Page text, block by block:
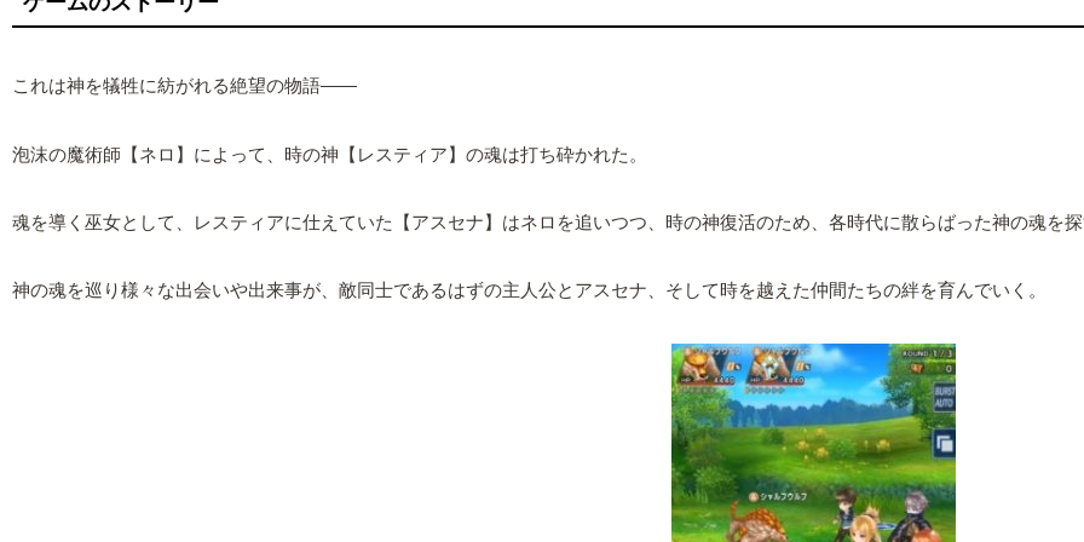
これは神を犠牲に紡がれる絶望の物語――
泡沫の魔術師【ネロ】によって、時の神【レスティア】の魂は打ち砕かれた。
魂を導く巫女として、レスティアに仕えていた【アスセナ】はネロを追いつつ、時の神復活のため、各時代に散らばった神の魂を探
神の魂を巡り様々な出会いや出来事が、敵同士であるはずの主人公とアスセナ、そして時を越えた仲間たちの絆を育んでいく。